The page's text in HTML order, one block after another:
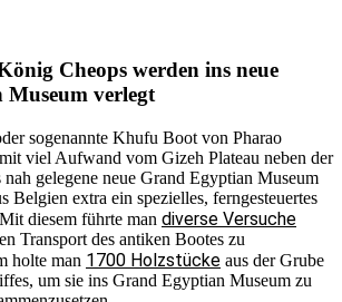
Cheops werden ins neue
verlegt
sogenannte Khufu Boot von Pharao
viel Aufwand vom Gizeh Plateau neben der
gelegene neue Grand Egyptian Museum
Belgien extra ein spezielles, ferngesteuertes
diesem führte man diverse Versuche
Transport des antiken Bootes zu
holte man 1700 Holzstücke aus der Grube
um sie ins Grand Egyptian Museum zu